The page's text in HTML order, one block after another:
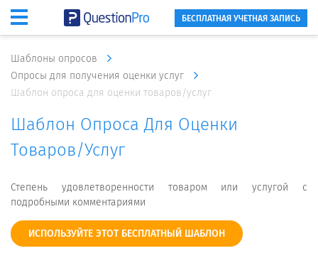
БЕСПЛАТНАЯ УЧЕТНАЯ ЗАПИСЬ
Шаблоны опросов
Опросы для получения оценки услуг
Шаблон опроса для оценки товаров/услуг
Шаблон Опроса Для Оценки
Товаров/услуг
Степень удовлетворенности товаром или услугой с
подробными комментариями
ИСПОЛЬЗУЙТЕ ЭТОТ БЕСПЛАТНЫЙ ШАБЛОН